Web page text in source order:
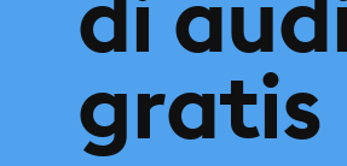
gratis